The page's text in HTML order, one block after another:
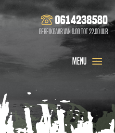
0614238580
Bereikbaar van 8.00 tot 22.00 uur